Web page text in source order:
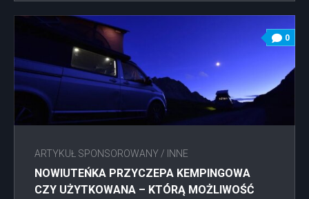
0
ARTYKUŁ SPONSOROWANY / INNE
NOWIUTEŃKA PRZYCZEPA KEMPINGOWA
CZY UŻYTKOWANA – KTÓRĄ MOŻLIWOŚĆ